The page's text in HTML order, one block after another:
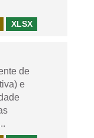
XLSX
de
e